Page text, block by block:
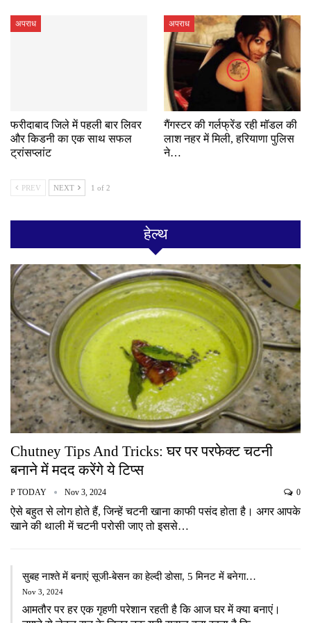
अपराध
फरीदाबाद जिले में पहली बार लिवर
और किडनी का एक साथ सफल
ट्रांसप्लांट
अपराध
गैंगस्टर की गर्लफ्रेंड रही मॉडल की
लाश नहर में मिली, हरियाणा पुलिस
ने…
PREV NEXT 1 of 2
हेल्थ
Chutney Tips And Tricks: घर पर परफेक्ट चटनी
बनाने में मदद करेंगे ये टिप्स
P TODAY Nov 3, 2024 0
ऐसे बहुत से लोग होते हैं, जिन्हें चटनी खाना काफी पसंद होता है। अगर आपके
खाने की थाली में चटनी परोसी जाए तो इससे…
सुबह नाश्ते में बनाएं सूजी-बेसन का हेल्दी डोसा, 5 मिनट में बनेगा…
Nov 3, 2024
आमतौर पर हर एक गृहणी परेशान रहती है कि आज घर में क्या बनाएं।